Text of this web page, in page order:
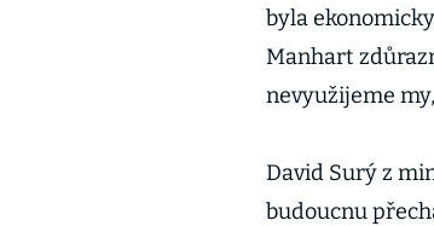
byla
Manhart
nevyužijeme
David Surý z
budoucnu